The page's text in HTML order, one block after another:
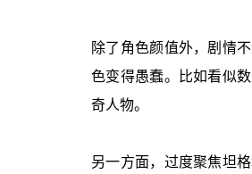
除了角色颜值外，剧情
色变得愚蠢。比如看似
奇人物。
另一方面，过度聚焦坦